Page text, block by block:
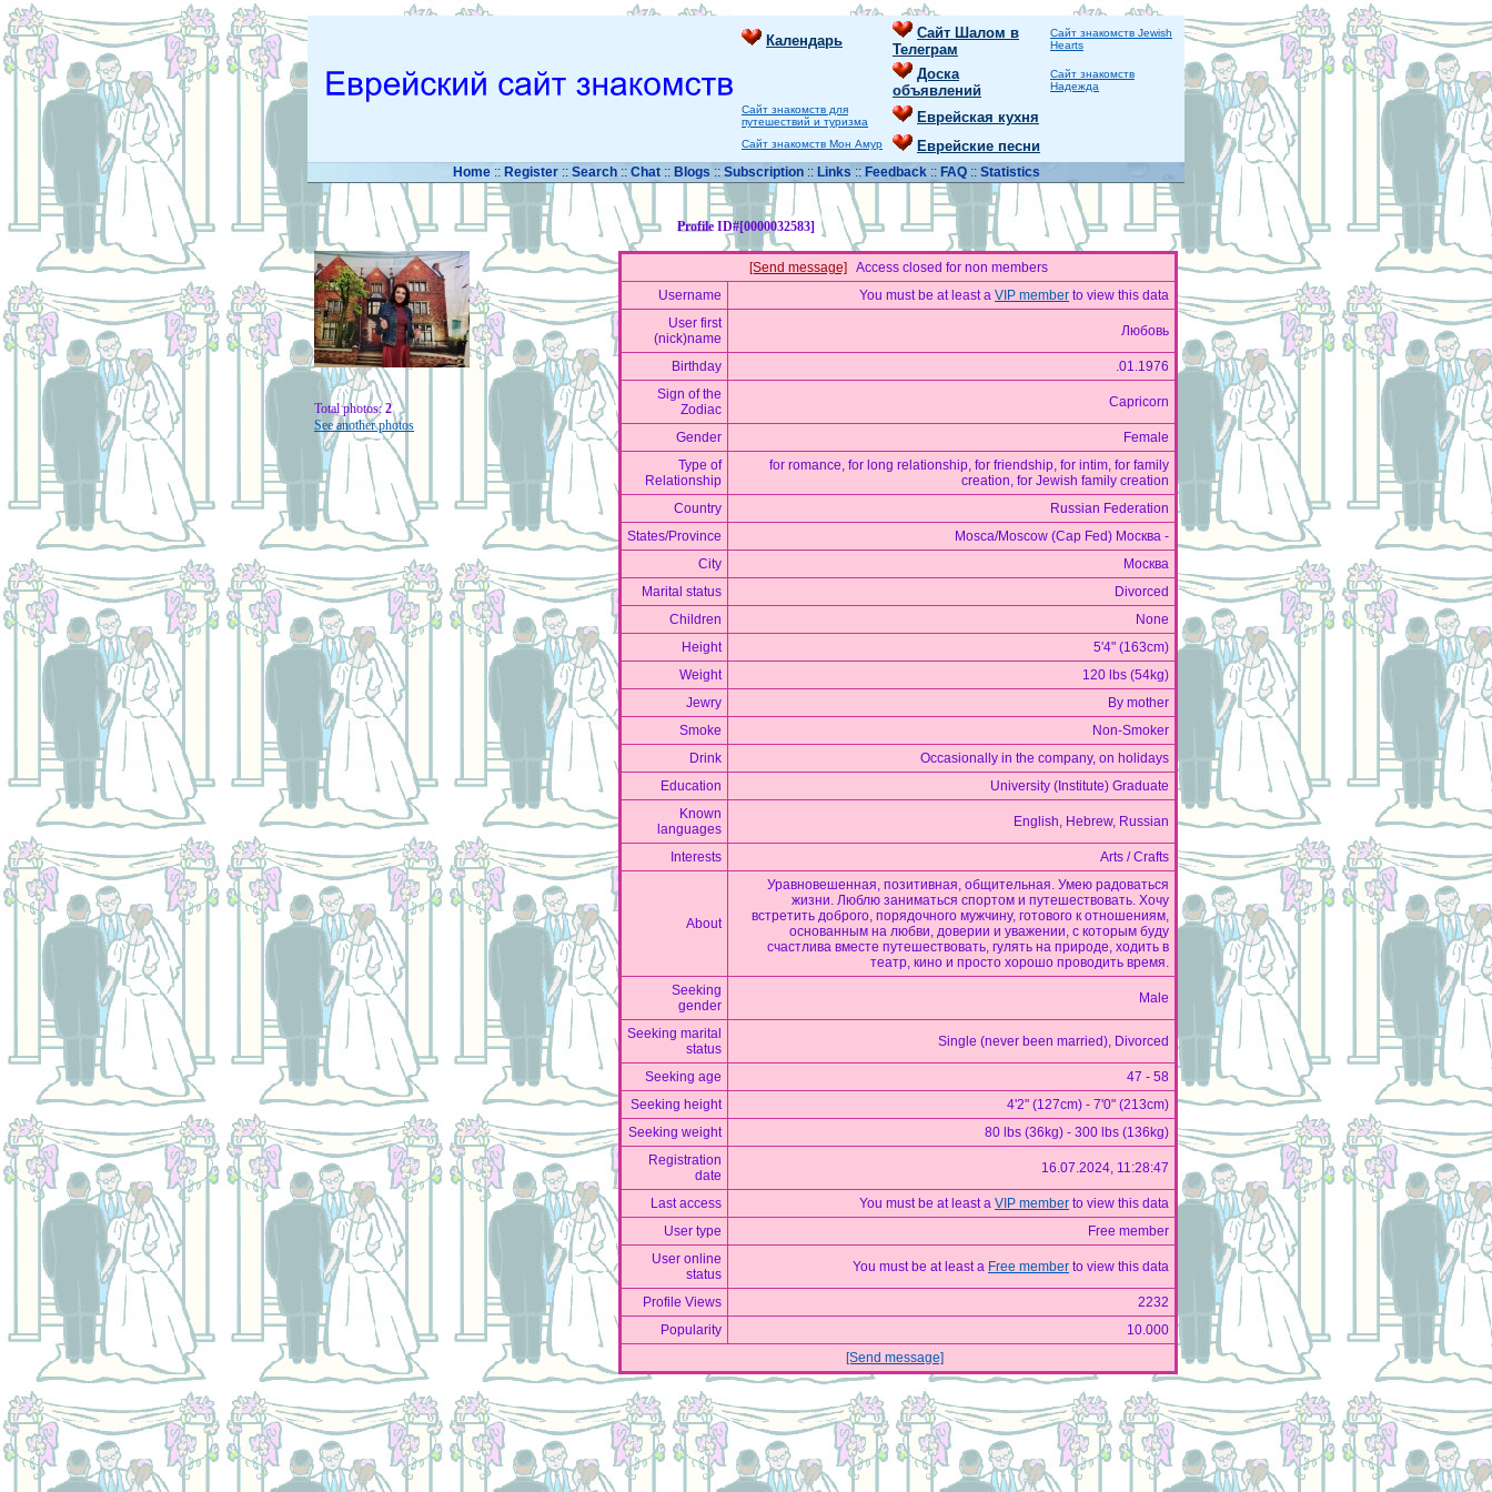
Календарь
Сайт Шалом в
Телеграм
Сайт знакомств Jewish
Hearts
Доска
объявлений
Сайт знакомств
Надежда
Сайт знакомств для
путешествий и туризма
Еврейская кухня
Сайт знакомств Мон Амур Еврейские песни
Home :: Register:: Search :: Chat :: Blogs :: Subscription :: Links :: Feedback:: FAQ :: Statistics
Profile ID#[0000032583]
Total photos:2
See another photos
[Send message] Access closed for non members
Username
You must be at least a VIP member to view this data
User first
(nick)name
Любовь
Birthday
.01.1976
Sign of the
Zodiac
Capricorn
Gender
Female
Type of
Relationship
for romance, for long relationship, for friendship, for intim, for family
creation, for Jewish family creation
Country
Russian Federation
States/Province
Mosca/Moscow (Cap Fed) Москва -
City
Москва
Marital status
Divorced
Children
None
Height
5'4" (163cm)
Weight
120 lbs (54kg)
Jewry
By mother
Smoke
Non-Smoker
Drink
Occasionally in the company, on holidays
Education
University (Institute) Graduate
Known
languages
English, Hebrew, Russian
Interests Arts / Crafts
About
Уравновешенная, позитивная, общительная. Умею радоваться
жизни. Люблю заниматься спортом и путешествовать. Хочу
встретить доброго, порядочного мужчину, готового к отношениям,
основанным на любви, доверии и уважении, с которым буду
счастлива вместе путешествовать, гулять на природе, ходить в
театр, кино и просто хорошо проводить время.
Seeking
gender
Male
Seeking marital
status
Single (never been married), Divorced
Seeking age
47 - 58
Seeking height
4'2" (127cm) - 7'0" (213cm)
Seeking weight
80 lbs (36kg) - 300 lbs (136kg)
Registration
date
16.07.2024, 11:28:47
Last access You must be at least a VIP member to view this data
User type
Free member
User online
status
You must be at least a Free member to view this data
Profile Views
2232
Popularity
10.000
[Send message]